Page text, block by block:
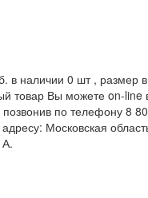
в наличии 0 шт , размер в
товар Вы можете on-line
по телефону 8
Московская